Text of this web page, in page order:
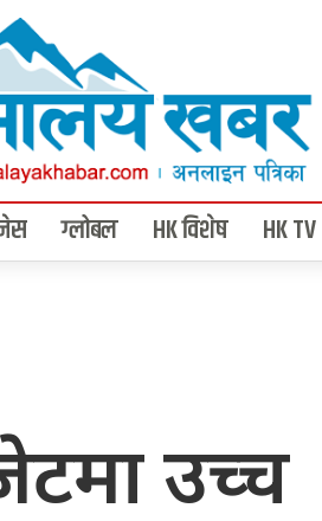
ग्लोबल HK विशेष HK TV
उच्च